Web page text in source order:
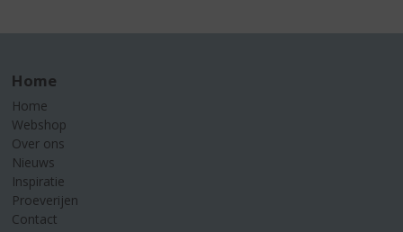
Home
Home
Webshop
Over ons
Nieuws
Inspiratie
Proeverijen
Contact